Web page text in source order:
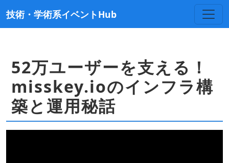
技術・学術系イベントHub
52万ユーザーを支える！
misskey.ioのインフラ構
築と運用秘話